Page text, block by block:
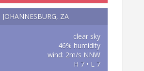
JOHANNESBURG, ZA
clear sky
46% humidity
wind: 2m/s NNW
H 7 • L 7